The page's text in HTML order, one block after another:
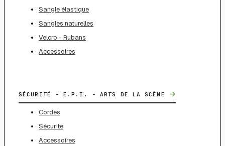
Sangle élastique
Sangles naturelles
Velcro - Rubans
Accessoires
SÉCURITÉ - E.P.I. - ARTS DE LA SCÈNE →
Cordes
Sécurité
Accessoires